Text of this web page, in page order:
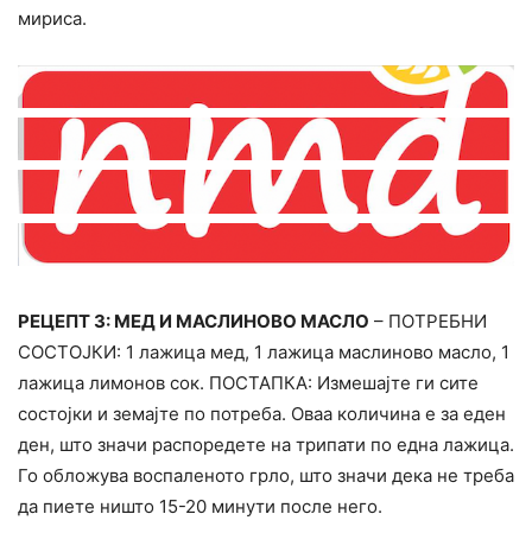
мириса.
РЕЦЕПТ 3: МЕД И МАСЛИНОВО МАСЛО – ПОТРЕБНИ
СОСТОЈКИ: 1 лажица мед, 1 лажица маслиново масло, 1
лажица лимонов сок. ПОСТАПКА: Измешајте ги сите
состојки и земајте по потреба. Оваа количина е за еден
ден, што значи распоредете на трипати по една лажица.
Го обложува воспаленото грло, што значи дека не треба
да пиете ништо 15-20 минути после него.